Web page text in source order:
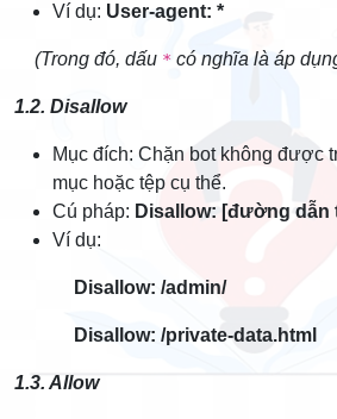
Ví dụ: User-agent: *
(Trong đó, dấu *có nghĩa là áp
1.2. Disallow
Mục đích: Chặn bot không được
mục hoặc tệp cụ thể.
Cú pháp: Disallow: [đường dẫn
Ví dụ:
Disallow: /admin/
Disallow: /private-data.html
1.3. Allow